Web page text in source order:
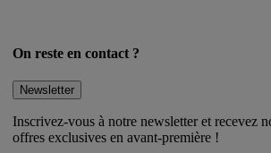
On reste en contact ?
Newsletter
Inscrivez-vous à notre newsletter et recevez
offres exclusives en avant-première !